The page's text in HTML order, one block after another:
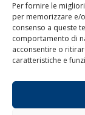
Per fornire le
per memorizzare e/
consenso a queste
comportamento di
acconsentire o
caratteristiche e